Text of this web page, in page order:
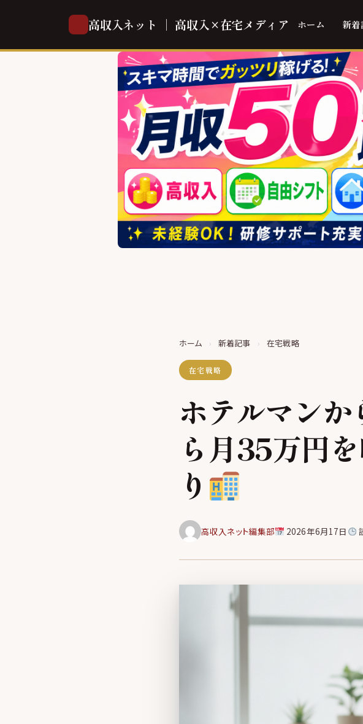
高収入ネット ｜ 高収入×在宅メディア ホーム 新着
ホーム › 新着記事 › 在宅戦略
在宅戦略
ホテルマン
ら月35万円
り
高収入ネット編集部 2026年6月17日